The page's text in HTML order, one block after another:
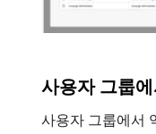
사용자 그룹
사용자 그룹에서